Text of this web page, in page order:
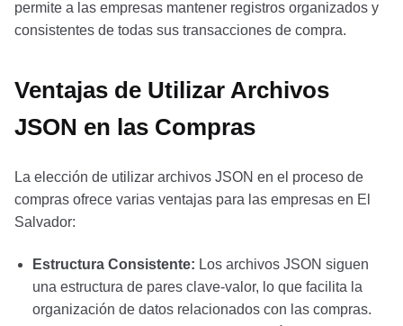
permite a las empresas mantener registros organizados y
consistentes de todas sus transacciones de compra.
Ventajas de Utilizar Archivos
JSON en las Compras
La elección de utilizar archivos JSON en el proceso de
compras ofrece varias ventajas para las empresas en El
Salvador:
Estructura Consistente: Los archivos JSON siguen
una estructura de pares clave-valor, lo que facilita la
organización de datos relacionados con las compras.